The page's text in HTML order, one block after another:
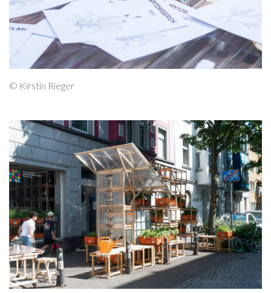
© Kirstin Rieger